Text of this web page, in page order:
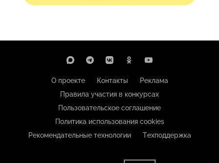
О проекте Контакты
Реклама
Правила участия в конкурсах
Пользовательское соглашение
Политика использования cookies
Рекомендательные технологии
Техподдержка